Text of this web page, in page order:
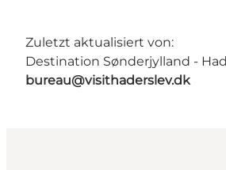
Zuletzt aktualisiert von:
Destination Sønderjylland -
bureau@visithaderslev.dk